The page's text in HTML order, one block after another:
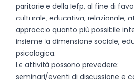
paritarie e della Iefp, al fine di
culturale, educativa, relazionale,
approccio quanto più possibile
insieme la dimensione sociale,
psicologica.
Le attività possono prevedere:
seminari/eventi di discussione e